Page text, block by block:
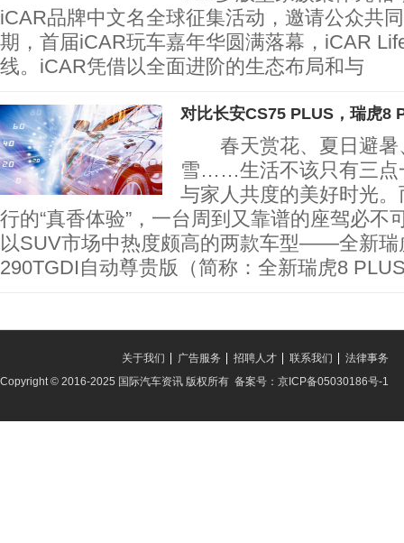
iCAR品牌中文名全球征集活动，邀请公众共
期，首届iCAR玩车嘉年华圆满落幕，iCAR
线。iCAR凭借以全面进阶的生态布局和与
对比长安CS75 PLUS，瑞虎8
春天赏花、夏日避暑
雪……生活不该只有三点
与家人共度的美好时光
行的“真香体验”，一台周到又靠谱的座驾必不
以SUV市场中热度颇高的两款车型——全新瑞
290TGDI自动尊贵版（简称：全新瑞虎8
法律事务
联系我们
招聘人才
广告服务
关于我们
Copyright © 2016-2025 国际汽车资讯 版权所有 备案号：京ICP备05030186号-1